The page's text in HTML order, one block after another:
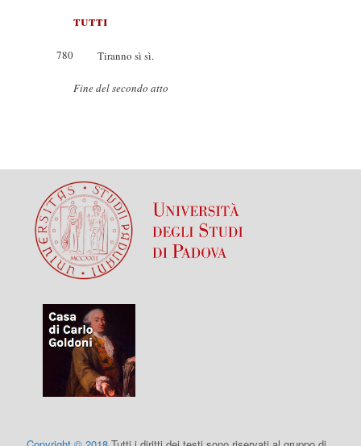
tutti
780 Tiranno sì sì.
Fine del secondo atto